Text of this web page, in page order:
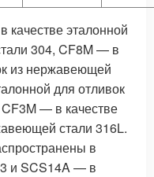
качестве эталонной
304, CF8M — в
из нержавеющей
для отливок
— в качестве
стали 316L.
в
и SCS14A — в